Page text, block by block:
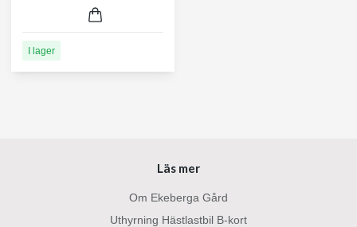
I lager
Läs mer
Om Ekeberga Gård
Uthyrning Hästlastbil B-kort